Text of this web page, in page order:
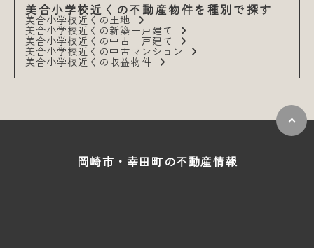
美合小学校近くの不動産物件を種別で探す
美合小学校近くの土地
美合小学校近くの新築一戸建て
美合小学校近くの中古一戸建て
美合小学校近くの中古マンション
美合小学校近くの収益物件
岡崎市・幸田町の不動産情報